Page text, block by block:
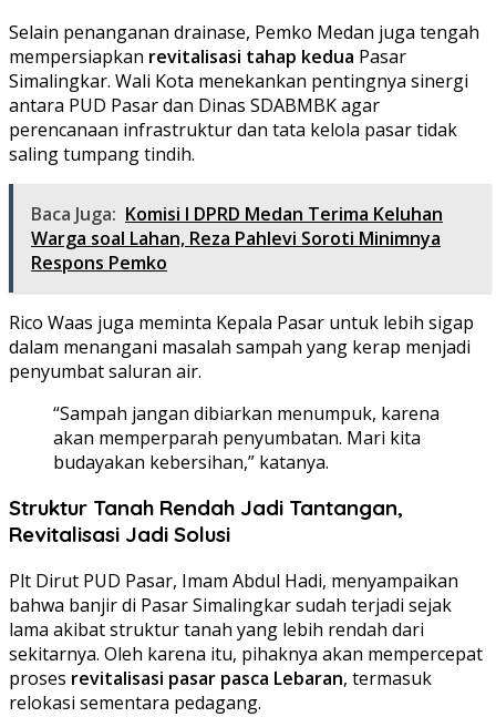
Selain penanganan drainase, Pemko Medan juga tengah
mempersiapkan revitalisasi tahap kedua Pasar
Simalingkar. Wali Kota menekankan pentingnya sinergi
antara PUD Pasar dan Dinas SDABMBK agar
perencanaan infrastruktur dan tata kelola pasar tidak
saling tumpang tindih.
Baca Juga: Komisi I DPRD Medan Terima Keluhan
Warga soal Lahan, Reza Pahlevi Soroti Minimnya
Respons Pemko
Rico Waas juga meminta Kepala Pasar untuk lebih sigap
dalam menangani masalah sampah yang kerap menjadi
penyumbat saluran air.
“Sampah jangan dibiarkan menumpuk, karena
akan memperparah penyumbatan. Mari kita
budayakan kebersihan,” katanya.
Struktur Tanah Rendah Jadi Tantangan,
Revitalisasi Jadi Solusi
Plt Dirut PUD Pasar, Imam Abdul Hadi, menyampaikan
bahwa banjir di Pasar Simalingkar sudah terjadi sejak
lama akibat struktur tanah yang lebih rendah dari
sekitarnya. Oleh karena itu, pihaknya akan mempercepat
proses revitalisasi pasar pasca Lebaran, termasuk
relokasi sementara pedagang.